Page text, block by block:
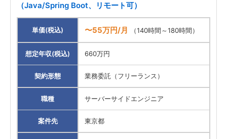
（Java/Spring Boot、リモート可）
単価(税込) 〜55万円/月 （140時間～180時間）
想定年収(税込) 660万円
契約形態 業務委託（フリーランス）
職種 サーバーサイドエンジニア
案件先 東京都